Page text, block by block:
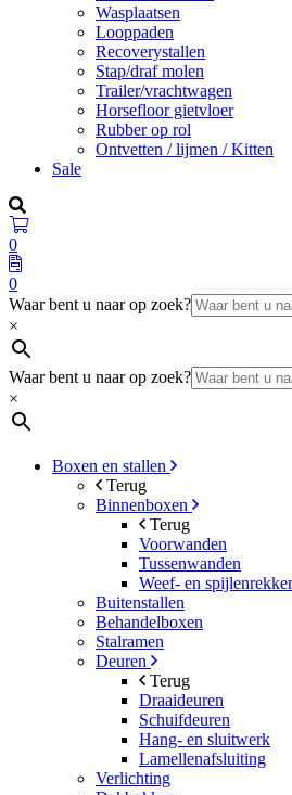
Wasplaatsen
Looppaden
Recoverystallen
Stap/draf molen
Trailer/vrachtwagen
Horsefloor gietvloer
Rubber op rol
Ontvetten / lijmen / Kitten
Sale
0
0
Waar bent u naar op zoek?
×
Waar bent u naar op zoek?
×
Boxen en stallen
Terug
Binnenboxen
Terug
Voorwanden
Tussenwanden
Weef- en
Buitenstallen
Behandelboxen
Stalramen
Deuren
Terug
Draaideuren
Schuifdeuren
Hang- en sluitwerk
Lamellenafsluiting
Verlichting